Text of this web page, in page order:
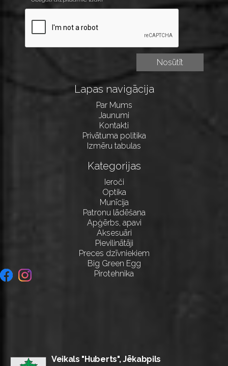
Lapas navigācija
Par Mums
Jaunumi
Kontakti
Privātuma politika
Izmēru tabulas
Kategorijas
Ieroči
Optika
Munīcija
Patronu lādēšana
Apģērbs, apavi
Aksesuāri
Pievilinātāji
Preces dzīvniekiem
Big Green Egg
Pirotehnika
Veikals "Huberts", Jēkabpils